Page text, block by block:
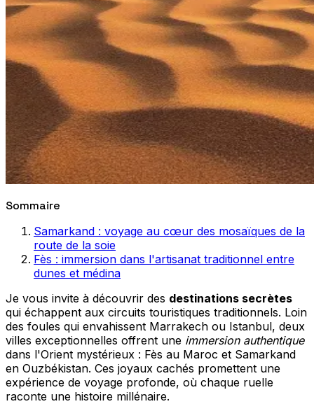
Sommaire
Samarkand : voyage au cœur des mosaïques de la
route de la soie
Fès : immersion dans l'artisanat traditionnel entre
dunes et médina
Je vous invite à découvrir des destinations secrètes
qui échappent aux circuits touristiques traditionnels. Loin
des foules qui envahissent Marrakech ou Istanbul, deux
villes exceptionnelles offrent une immersion authentique
dans l'Orient mystérieux : Fès au Maroc et Samarkand
en Ouzbékistan. Ces joyaux cachés promettent une
expérience de voyage profonde, où chaque ruelle
raconte une histoire millénaire.